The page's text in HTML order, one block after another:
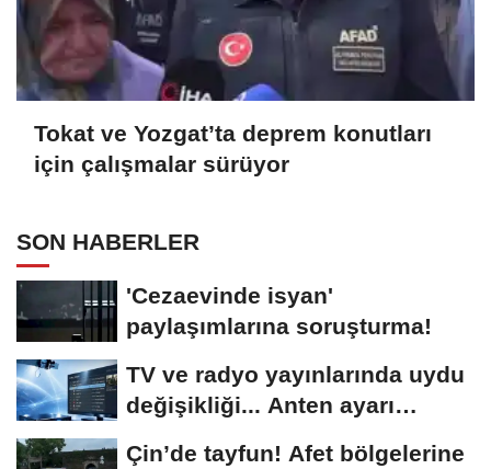
Tokat ve Yozgat’ta deprem konutları
için çalışmalar sürüyor
SON HABERLER
'Cezaevinde isyan'
paylaşımlarına soruşturma!
TV ve radyo yayınlarında uydu
değişikliği... Anten ayarı
Çin’de tayfun! Afet bölgelerine